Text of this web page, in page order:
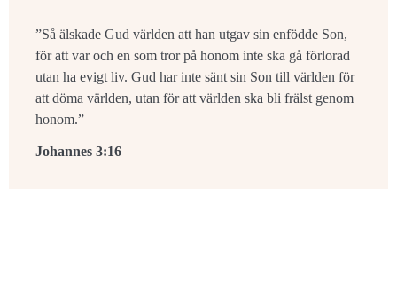
”Så älskade Gud världen att han utgav sin enfödde Son,
för att var och en som tror på honom inte ska gå förlorad
utan ha evigt liv. Gud har inte sänt sin Son till världen för
att döma världen, utan för att världen ska bli frälst genom
honom.”
Johannes 3:16